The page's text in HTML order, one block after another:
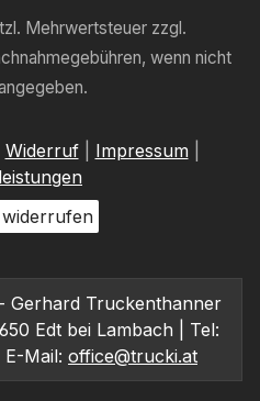
Mehrwertsteuer zzgl.
wenn nicht
Widerruf| Impressum
Gerhard Truckenthanner
Edt bei Lambach | Tel:
Mail: office@trucki.at